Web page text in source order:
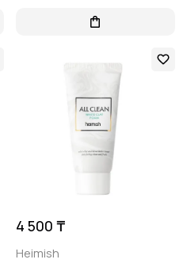
4 500 ₸
Heimish